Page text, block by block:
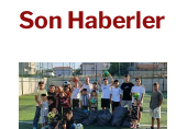
Son Haberler